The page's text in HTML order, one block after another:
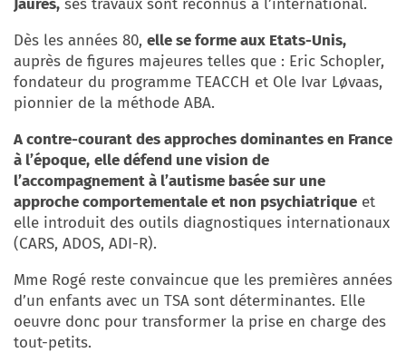
Jaurès, ses travaux sont reconnus à l’international.
Dès les années 80, elle se forme aux Etats-Unis,
auprès de figures majeures telles que : Eric Schopler,
fondateur du programme TEACCH et Ole Ivar Løvaas,
pionnier de la méthode ABA.
A contre-courant des approches dominantes en France
à l’époque, elle défend une vision de
l’accompagnement à l’autisme basée sur une
approche comportementale et non psychiatrique et
elle introduit des outils diagnostiques internationaux
(CARS, ADOS, ADI-R).
Mme Rogé reste convaincue que les premières années
d’un enfants avec un TSA sont déterminantes. Elle
oeuvre donc pour transformer la prise en charge des
tout-petits.